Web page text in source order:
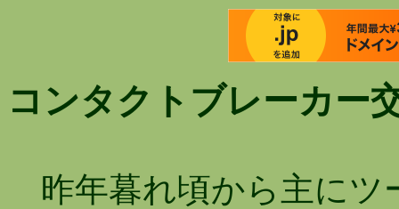
コンタクトブレーカー
昨年暮れ頃から主にツ